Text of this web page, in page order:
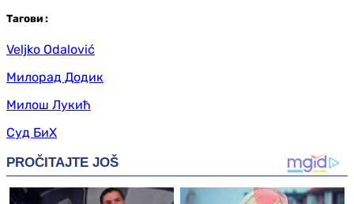
Тагови :
Veljko Odalović
Милорад Додик
Милош Лукић
Суд БиХ